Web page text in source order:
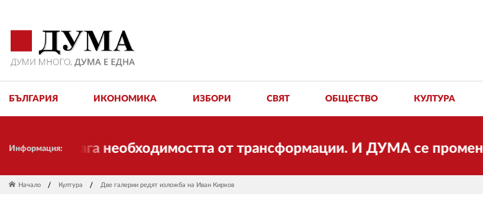
БЪЛГАРИЯ ИКОНОМИКА ИЗБОРИ СВЯТ ОБЩЕСТВО КУЛТУРА
Информация:необходимостта от трансформации. И ДУМА се променя и
Начало Култура Две галерии редят изложба на Иван Кирков